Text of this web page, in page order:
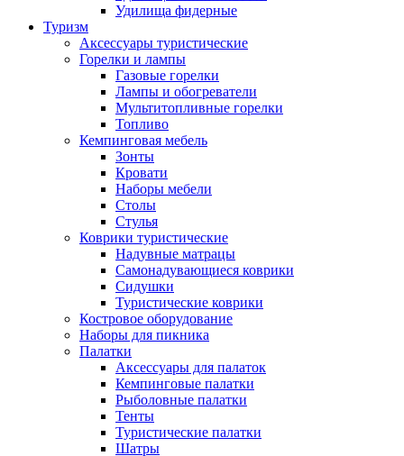
Удилища фидерные
Туризм
Аксессуары туристические
Горелки и лампы
Газовые горелки
Лампы и обогреватели
Мультитопливные горелки
Топливо
Кемпинговая мебель
Зонты
Кровати
Наборы мебели
Столы
Стулья
Коврики туристические
Надувные матрацы
Самонадувающиеся коврики
Сидушки
Туристические коврики
Костровое оборудование
Наборы для пикника
Палатки
Аксессуары для палаток
Кемпинговые палатки
Рыболовные палатки
Тенты
Туристические палатки
Шатры